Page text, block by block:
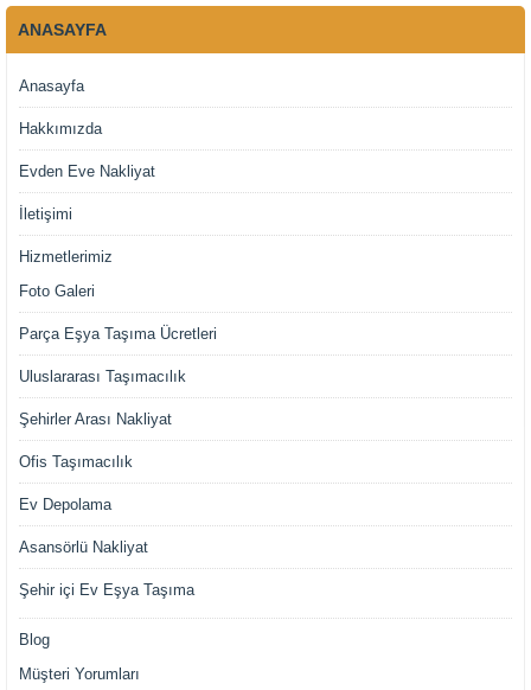
ANASAYFA
Anasayfa
Hakkımızda
Evden Eve Nakliyat
İletişimi
Hizmetlerimiz
Foto Galeri
Parça Eşya Taşıma Ücretleri
Uluslararası Taşımacılık
Şehirler Arası Nakliyat
Ofis Taşımacılık
Ev Depolama
Asansörlü Nakliyat
Şehir içi Ev Eşya Taşıma
Blog
Müşteri Yorumları